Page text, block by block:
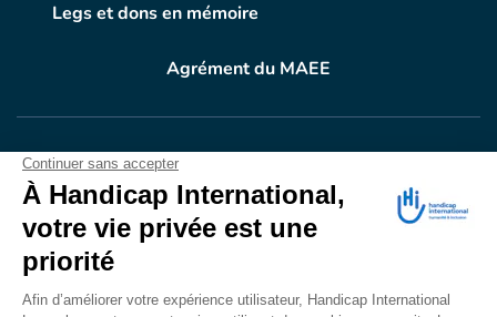
Legs et dons en mémoire
Agrément du MAEE
VOTRE DONEN ACTION
Grâce à vous, en 2024, 604.716 personnes ont
bénéficié d’appareillage et d’activités de réadaptation.
Merci pour votre générosité.